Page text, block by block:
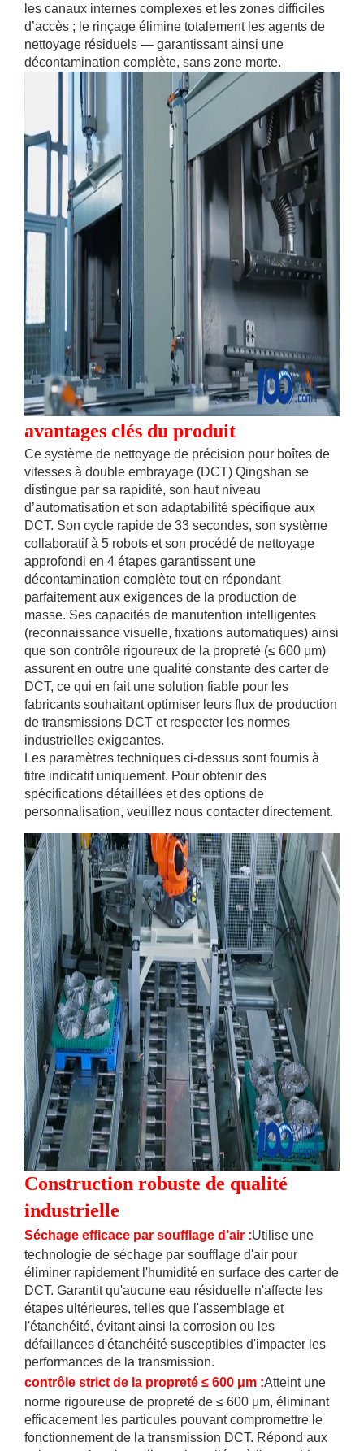
les canaux internes complexes et les zones difficiles
d’accès ; le rinçage élimine totalement les agents de
nettoyage résiduels — garantissant ainsi une
décontamination complète, sans zone morte.
avantages clés du produit
Ce système de nettoyage de précision pour boîtes de
vitesses à double embrayage (DCT) Qingshan se
distingue par sa rapidité, son haut niveau
d’automatisation et son adaptabilité spécifique aux
DCT. Son cycle rapide de 33 secondes, son système
collaboratif à 5 robots et son procédé de nettoyage
approfondi en 4 étapes garantissent une
décontamination complète tout en répondant
parfaitement aux exigences de la production de
masse. Ses capacités de manutention intelligentes
(reconnaissance visuelle, fixations automatiques) ainsi
que son contrôle rigoureux de la propreté (≤ 600 μm)
assurent en outre une qualité constante des carter de
DCT, ce qui en fait une solution fiable pour les
fabricants souhaitant optimiser leurs flux de production
de transmissions DCT et respecter les normes
industrielles exigeantes.
Les paramètres techniques ci-dessus sont fournis à
titre indicatif uniquement. Pour obtenir des
spécifications détaillées et des options de
personnalisation, veuillez nous contacter directement.
Construction robuste de qualité
industrielle
Séchage efficace par soufflage d’air :Utilise une
technologie de séchage par soufflage d'air pour
éliminer rapidement l'humidité en surface des carter de
DCT. Garantit qu'aucune eau résiduelle n'affecte les
étapes ultérieures, telles que l'assemblage et
l'étanchéité, évitant ainsi la corrosion ou les
défaillances d'étanchéité susceptibles d'impacter les
performances de la transmission.
contrôle strict de la propreté ≤ 600 μm :Atteint une
norme rigoureuse de propreté de ≤ 600 μm, éliminant
efficacement les particules pouvant compromettre le
fonctionnement de la transmission DCT. Répond aux